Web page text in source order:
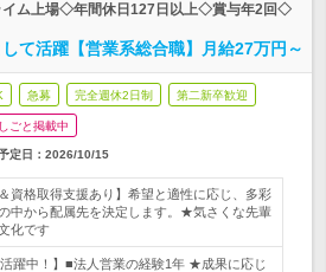
イム上場◇年間休日127日以上◇賞与年2回◇
て活躍【営業系総合職】月給27万円～
急募 完全週休2日制 第二新卒歓迎
ごと掲載中
定日： 2026/10/15
資格取得支援あり】希望と適性に応じ、多彩
中から配属先を決定します。★気さくな先輩
化です
活躍中！】■法人営業の経験1年 ★成果に応じ